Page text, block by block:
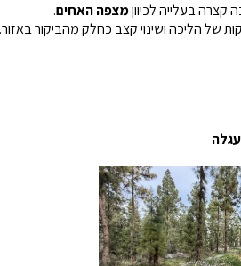
קצרה בעלייה לכיווןמצפה האחים.
של הליכה ושינוי קצב כחלק מהביקור באזור.